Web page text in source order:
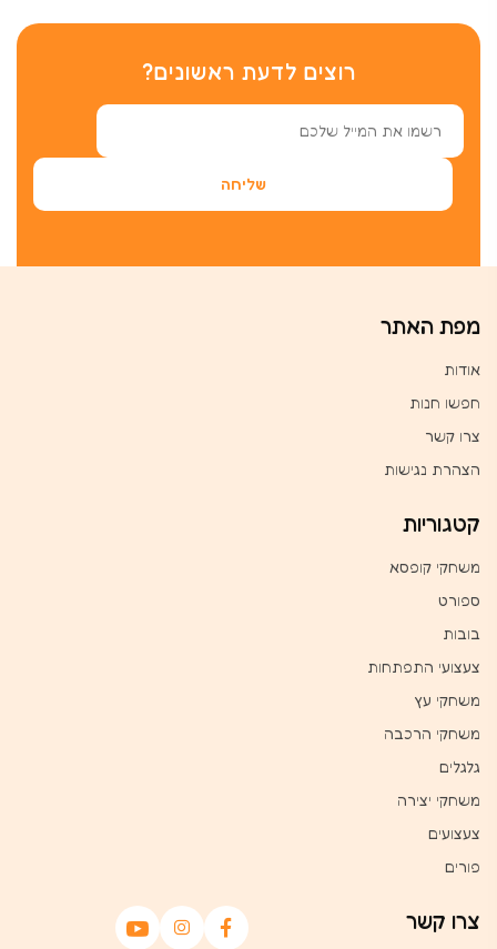
רוצים לדעת ראשונים?
מפת האתר
אודות
חפשו חנות
צרו קשר
הצהרת נגישות
קטגוריות
משחקי קופסא
ספורט
בובות
צעצועי התפתחות
משחקי עץ
משחקי הרכבה
גלגלים
משחקי יצירה
צעצועים
פורים
צרו קשר